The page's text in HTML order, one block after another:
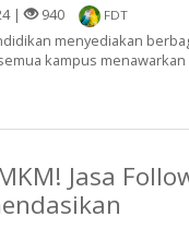
| 940 FDT
menyediakan
kampus
Jasa